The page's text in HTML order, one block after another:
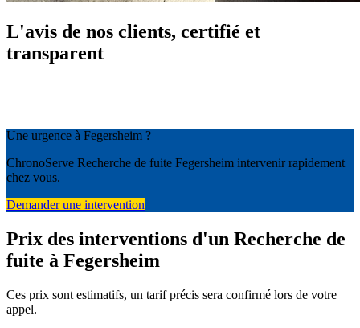
L'avis de nos clients, certifié et
transparent
Une urgence à Fegersheim ?
ChronoServe Recherche de fuite Fegersheim intervenir rapidement
chez vous.
Demander une intervention
Prix des interventions d'un Recherche de
fuite à Fegersheim
Ces prix sont estimatifs, un tarif précis sera confirmé lors de votre
appel.